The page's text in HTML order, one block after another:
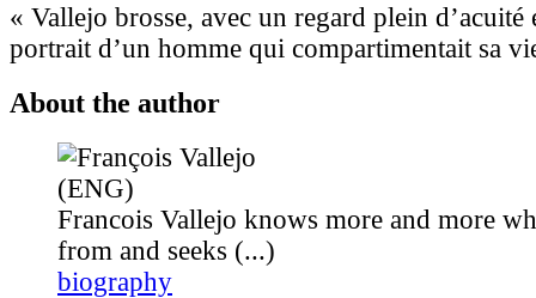
« Vallejo brosse, avec un regard plein d’acuité
portrait d’un homme qui compartimentait sa
About the author
Francois Vallejo knows more and more
from and seeks (...)
biography